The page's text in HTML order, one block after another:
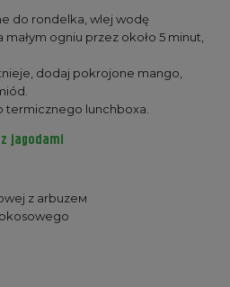
do rondelka, wlej wodę
ogniu przez około 5 minut,
dodaj pokrojone mango,
termicznego lunchboxa.
jagodami
z arbuzeм